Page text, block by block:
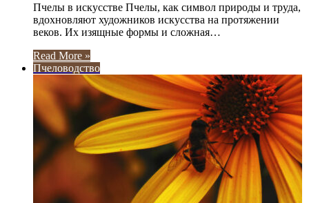
Пчелы в искусстве Пчелы, как символ природы и труда,
вдохновляют художников искусства на протяжении
веков. Их изящные формы и сложная…
Read More »
Пчеловодство